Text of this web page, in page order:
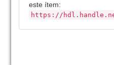
este ítem:
https://